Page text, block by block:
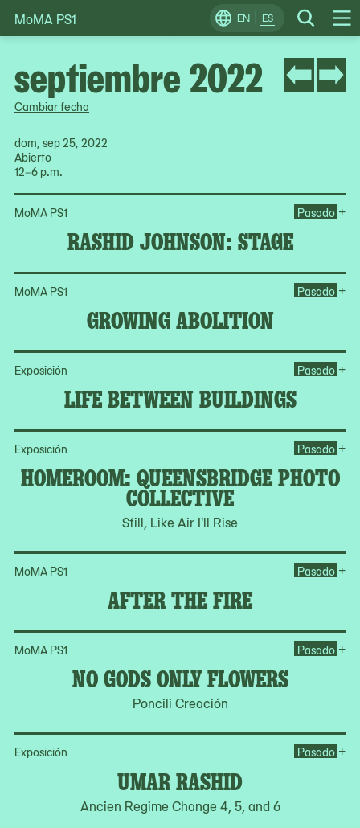
Skip
to
EN ES Search
Change
Locale
MoMA PS1
Cambiar fecha
dom, sep 25, 2022
Abierto
12–6 p.m.
MoMA PS1
RASHID JOHNSON: STAGE
Pasado +
MoMA PS1
GROWING ABOLITION
Pasado +
Exposición
LIFE BETWEEN BUILDINGS
Pasado +
Exposición
HOMEROOM: QUEENSBRIDGE PHOTO
COLLECTIVE
Still, Like Air I'll Rise
Pasado +
MoMA PS1
AFTER THE FIRE
Pasado +
MoMA PS1
NO GODS ONLY FLOWERS
Poncili Creación
Pasado +
Exposición
UMAR RASHID
Ancien Regime Change 4, 5, and 6
Pasado +
septiembre 2022